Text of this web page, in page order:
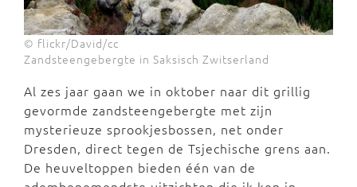
© flickr/David/cc
Zandsteengebergte in Saksisch Zwitserland
Al zes jaar gaan we in oktober naar dit grillig
gevormde zandsteengebergte met zijn
mysterieuze sprookjesbossen, net onder
Dresden, direct tegen de Tsjechische grens aan.
De heuveltoppen bieden één van de